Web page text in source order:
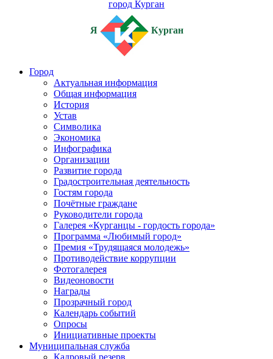
город Курган
Я Курган
Город
Актуальная информация
Общая информация
История
Устав
Символика
Экономика
Инфографика
Организации
Развитие города
Градостроительная деятельность
Гостям города
Почётные граждане
Руководители города
Галерея «Курганцы - гордость города»
Программа «Любимый город»
Премия «Трудящаяся молодежь»
Противодействие коррупции
Фотогалерея
Видеоновости
Награды
Прозрачный город
Календарь событий
Опросы
Инициативные проекты
Муниципальная служба
Кадровый резерв